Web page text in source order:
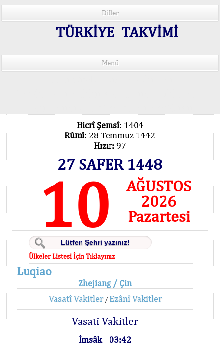
Diller
TÜRKİYE TAKVİMİ
Menü
Hicrî Şemsî: 1404
Rûmî: 28 Temmuz 1442
Hızır: 97
27 SAFER 1448
10
AĞUSTOS
2026
Pazartesi
Ülkeler Listesi İçin Tıklayınız
Luqiao
Zhejiang / Çin
Vasatî Vakitler/ Ezânî Vakitler
Vasatî Vakitler
İmsâk
03:42